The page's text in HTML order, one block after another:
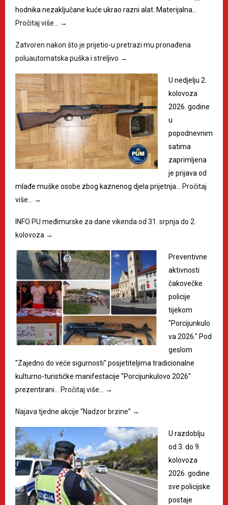
hodnika nezaključane kuće ukrao razni alat. Materijalna…
Pročitaj više… →
Zatvoren nakon što je prijetio-u pretrazi mu pronađena
poluautomatska puška i streljivo →
U nedjelju 2.
kolovoza
2026. godine
u
popodnevnim
satima
zaprimljena
je prijava od
mlađe muške osobe zbog kaznenog djela prijetnja… Pročitaj
više… →
INFO PU međimurske za dane vikenda od 31. srpnja do 2.
kolovoza →
Preventivne
aktivnosti
čakovečke
policije
tijekom
"Porcijunkulo
va 2026." Pod
geslom
"Zajedno do veće sigurnosti" posjetiteljima tradicionalne
kulturno-turističke manifestacije "Porcijunkulovo 2026"
prezentirani… Pročitaj više… →
Najava tjedne akcije “Nadzor brzine” →
U razdoblju
od 3. do 9.
kolovoza
2026. godine
sve policijske
postaje